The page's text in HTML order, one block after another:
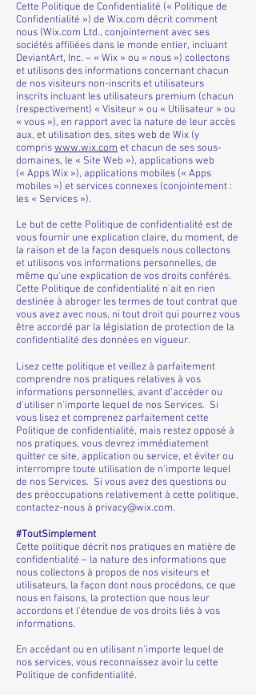
Cette Politique de Confidentialité (« Politique de
Confidentialité ») de Wix.com décrit comment
nous (Wix.com Ltd., conjointement avec ses
sociétés affiliées dans le monde entier, incluant
DeviantArt, Inc. – « Wix » ou « nous ») collectons
et utilisons des informations concernant chacun
de nos visiteurs non-inscrits et utilisateurs
inscrits incluant les utilisateurs premium (chacun
(respectivement) « Visiteur » ou « Utilisateur » ou
« vous »), en rapport avec la nature de leur accès
aux, et utilisation des, sites web de Wix (y
compriswww.wix.com et chacun de ses sous-
domaines, le « Site Web »), applications web
(« Apps Wix »), applications mobiles (« Apps
mobiles ») et services connexes (conjointement :
les « Services »).
Le but de cette Politique de confidentialité est de
vous fournir une explication claire, du moment, de
la raison et de la façon desquels nous collectons
et utilisons vos informations personnelles, de
même qu'une explication de vos droits conférés.
Cette Politique de confidentialité n'ait en rien
destinée à abroger les termes de tout contrat que
vous avez avec nous, ni tout droit qui pourrez vous
être accordé par la législation de protection de la
confidentialité des données en vigueur.
Lisez cette politique et veillez à parfaitement
comprendre nos pratiques relatives à vos
informations personnelles, avant d'accéder ou
d'utiliser n'importe lequel de nos Services. Si
vous lisez et comprenez parfaitement cette
Politique de confidentialité, mais restez opposé à
nos pratiques, vous devrez immédiatement
quitter ce site, application ou service, et éviter ou
interrompre toute utilisation de n'importe lequel
de nos Services. Si vous avez des questions ou
des préoccupations relativement à cette politique,
contactez-nous à privacy@wix.com.
#ToutSimplement
Cette politique décrit nos pratiques en matière de
confidentialité – la nature des informations que
nous collectons à propos de nos visiteurs et
utilisateurs, la façon dont nous procédons, ce que
nous en faisons, la protection que nous leur
accordons et l'étendue de vos droits liés à vos
informations.
En accédant ou en utilisant n'importe lequel de
nos services, vous reconnaissez avoir lu cette
Politique de confidentialité.